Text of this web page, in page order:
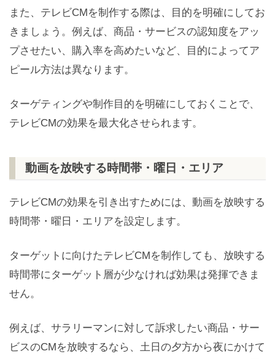
また、テレビCMを制作する際は、目的を明確にしてお
きましょう。例えば、商品・サービスの認知度をアッ
プさせたい、購入率を高めたいなど、目的によってア
ピール方法は異なります。
ターゲティングや制作目的を明確にしておくことで、
テレビCMの効果を最大化させられます。
動画を放映する時間帯・曜日・エリア
テレビCMの効果を引き出すためには、動画を放映する
時間帯・曜日・エリアを設定します。
ターゲットに向けたテレビCMを制作しても、放映する
時間帯にターゲット層が少なければ効果は発揮できま
せん。
例えば、サラリーマンに対して訴求したい商品・サー
ビスのCMを放映するなら、土日の夕方から夜にかけて